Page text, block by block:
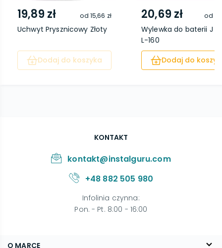
19,89 zł od 15,66 zł
Uchwyt Prysznicowy Złoty
Dodaj do koszyka
20,69 zł od
Wylewka do baterii J
L-160
Dodaj do
O MARCE
KONTAKT
kontakt@instalguru.com
+48 882 505 980
Infolinia czynna:
Pon. - Pt. 8:00 - 16:00